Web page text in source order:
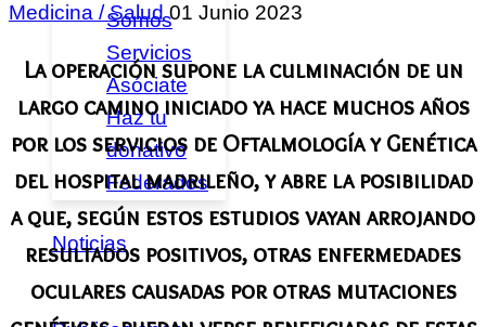
Somos
Servicios
Asóciate
Haz tu
donativo
Federados
Noticias
Medicina / Salud 01 Junio 2023
La operación supone la culminación de un
largo camino iniciado ya hace muchos años
por los servicios de Oftalmología y Genética
del hospital madrileño, y abre la posibilidad
a que, según estos estudios vayan arrojando
resultados positivos, otras enfermedades
oculares causadas por otras mutaciones